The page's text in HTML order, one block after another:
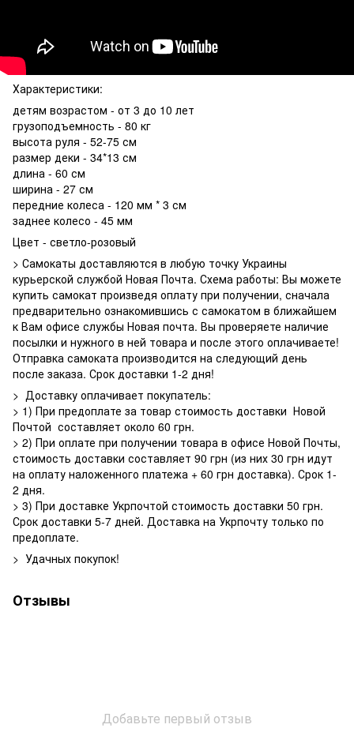
Характеристики:
детям возрастом - от 3 до 10 лет
грузоподъемность - 80 кг
высота руля - 52-75 см
размер деки - 34*13 см
длина - 60 см
ширина - 27 см
передние колеса - 120 мм * 3 см
заднее колесо - 45 мм
Цвет - светло-розовый
> Самокаты доставляются в любую точку Украины
курьерской службой Новая Почта. Схема работы: Вы можете
купить самокат произведя оплату при получении, сначала
предварительно ознакомившись с самокатом в ближайшем
к Вам офисе службы Новая почта. Вы проверяете наличие
посылки и нужного в ней товара и после этого оплачиваете!
Отправка самоката производится на следующий день
после заказа. Срок доставки 1-2 дня!
> Доставку оплачивает покупатель:
> 1) При предоплате за товар стоимость доставки Новой
Почтой составляет около 60 грн.
> 2) При оплате при получении товара в офисе Новой Почты,
стоимость доставки составляет 90 грн (из них 30 грн идут
на оплату наложенного платежа + 60 грн доставка). Срок 1-
2 дня.
> 3) При доставке Укрпочтой стоимость доставки 50 грн.
Срок доставки 5-7 дней. Доставка на Укрпочту только по
предоплате.
> Удачных покупок!
Отзывы
Добавьте первый отзыв